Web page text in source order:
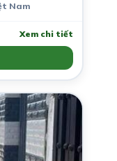
Nam
Xem chi tiết